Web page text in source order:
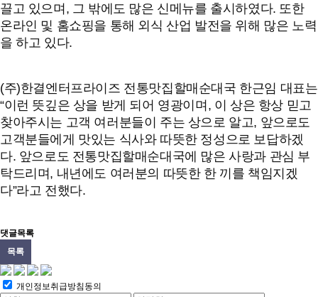
끌고 있으며, 그 밖에도 많은 신메뉴를 출시하였다. 또한
온라인 및 홈쇼핑을 통해 외식 산업 발전을 위해 많은 노력
을 하고 있다.
(주)한결엔터프라이즈 전통맛집할매순대국 한근임 대표는
“이런 뜻깊은 상을 받게 되어 영광이며, 이 상은 항상 믿고
찾아주시는 고객 여러분들이 주는 상으로 알고, 앞으로도
고객분들에게 맛있는 식사와 따뜻한 정성으로 보답하겠
다. 앞으로도 전통맛집할매순대국에 많은 사랑과 관심 부
탁드리며, 내년에도 여러분의 따뜻한 한 끼를 책임지겠
다”라고 전했다.
댓글목록
목록
개인정보취급방침동의